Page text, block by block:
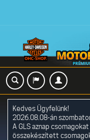
Kedves Ügyfelünk!
2026.08.08-án
A GLS aznap
összekészített